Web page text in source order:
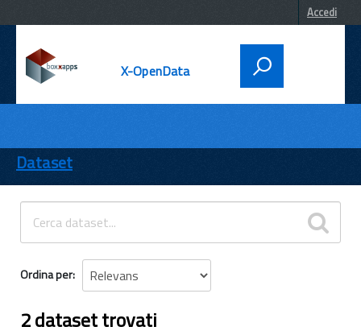
Accedi
X-OpenData
ENTI
TEMI
INFORMAZIONI
Dataset
Ordina per
2 dataset trovati